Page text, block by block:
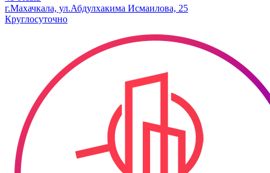
г.Махачкала, ул.Абдулхакима Исмаилова, 25
Круглосуточно